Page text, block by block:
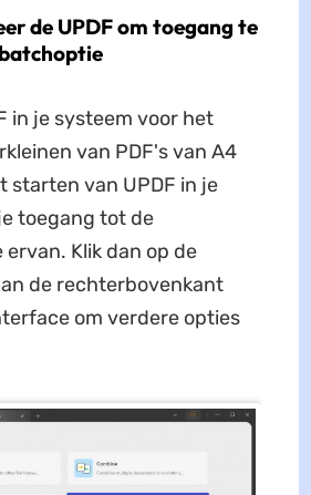
de UPDF om toegang te
in je systeem voor het
van PDF's van A4
starten van UPDF in je
toegang tot de
Klik dan op de
de rechterbovenkant
om verdere opties